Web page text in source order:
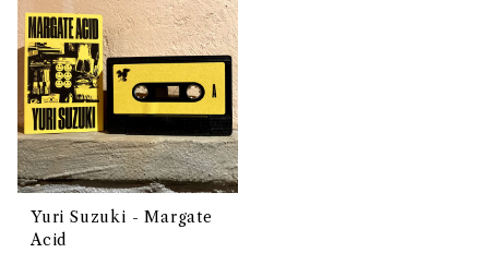
Yuri Suzuki - Margate
Acid